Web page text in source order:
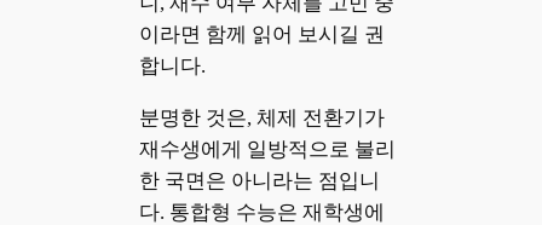
이라면 함께 읽어 보시길 권
합니다.
분명한 것은, 체제 전환기가
재수생에게 일방적으로 불리
한 국면은 아니라는 점입니
다. 통합형 수능은 재학생에